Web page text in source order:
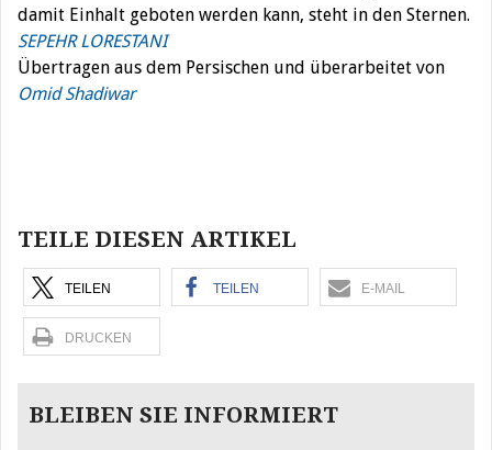
damit Einhalt geboten werden kann, steht in den Sternen.
SEPEHR LORESTANI
Übertragen aus dem Persischen und überarbeitet von
Omid Shadiwar
TEILE DIESEN ARTIKEL
TEILEN TEILEN E-MAIL
DRUCKEN
BLEIBEN SIE INFORMIERT